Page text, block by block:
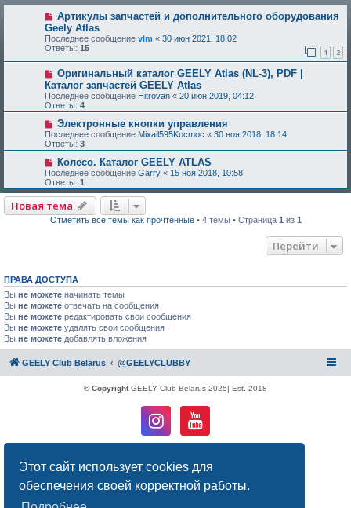
Этот сайт использует cookies для
обеспечения своей корректной работы.
Артикулы запчастей и дополнительного оборудования
Geely Atlas
Последнее сообщение vlm « 30 июн 2021, 18:02
Ответы: 15 1 2
Оригинальный каталог GEELY Atlas (NL-3), PDF |
Каталог запчастей GEELY Atlas
Последнее сообщение Hitrovan « 20 июн 2019, 04:12
Ответы: 4
Электронные кнопки управления
Последнее сообщение Mixail595Kocmoc « 30 ноя 2018, 18:14
Ответы: 3
Колесо. Каталог GEELY ATLAS
Последнее сообщение Garry « 15 ноя 2018, 10:58
Ответы: 1
Новая тема
Отметить все темы как прочтённые• 4 темы • Страница 1 из 1
Перейти
ПРАВА ДОСТУПА
Вы не можете начинать темы
Вы не можете отвечать на сообщения
Вы не можете редактировать свои сообщения
Вы не можете удалять свои сообщения
Вы не можете добавлять вложения
GEELY Club Belarus @GEELYCLUBBY
© CopyrightGEELY Club Belarus 2025| Est. 2018
Русская поддержка phpBB
Конфиденциальность |